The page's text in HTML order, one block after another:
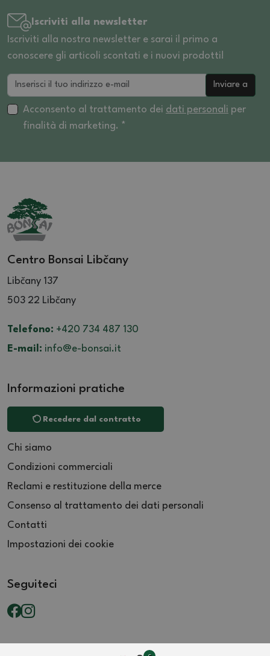
Iscriviti alla newsletter
Iscriviti alla nostra newsletter e sarai il primo a
conoscere gli articoli scontati e i nuovi prodotti!
Inviare a
Acconsento al trattamento dei dati personali per
finalità di marketing. *
Centro Bonsai Libčany
Libčany 137
503 22 Libčany
Telefono: +420 734 487 130
E-mail: info@e-bonsai.it
Informazioni pratiche
Recedere dal contratto
Chi siamo
Condizioni commerciali
Reclami e restituzione della merce
Consenso al trattamento dei dati personali
Contatti
Impostazioni dei cookie
Seguiteci